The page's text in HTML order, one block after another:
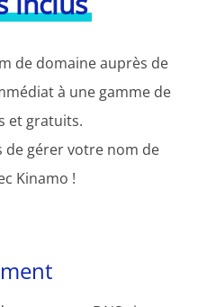
de domaine auprès de
à une gamme de
et gratuits.
de gérer votre nom de
Kinamo !